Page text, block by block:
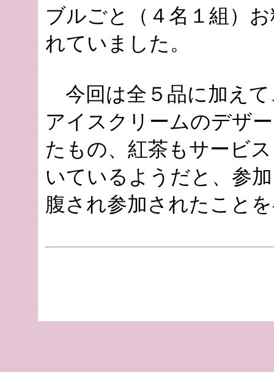
ブルごと（４名１組）
れていました。
今回は全５品に加え
アイスクリームのデザ
たもの、紅茶もサービ
いているようだと、参
腹され参加されたこと